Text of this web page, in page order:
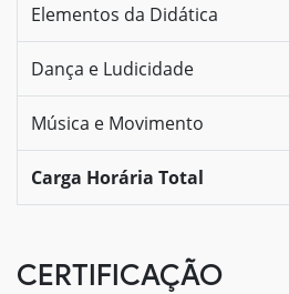
Elementos da Didática
Dança e Ludicidade
Música e Movimento
Carga Horária Total
CERTIFICAÇÃO